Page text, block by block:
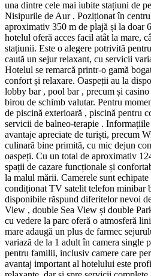
una dintre cele mai iubite stațiuni de
Nisipurile de Aur . Poziționat în
aproximativ 350 m de plajă și la doar
hotelul oferă acces facil atât la mare,
stațiunii. Este o alegere potrivită
caută un sejur relaxant, cu servicii
Hotelul se remarcă printr-o gamă
confort și relaxare. Oaspeții au la
lobby bar , pool bar , precum și
birou de schimb valutar. Pentru
de piscină exterioară , piscină pentru
servicii de balneo-terapie .
avantaje apreciate de turiști, precum
culinară bine primită, cu mic dejun
oaspeți. Cu un total de aproximativ
spații de cazare funcționale și
la malul mării. Camerele sunt
condiționat TV satelit telefon minibar
disponibile răspund diferitelor nevoi
View , double Sea View și double
cu vedere la parc oferă o atmosferă
mare adaugă un plus de farmec
variază de la 1 adult în camera single
pentru familii, inclusiv camere care
avantaj important al hotelului este